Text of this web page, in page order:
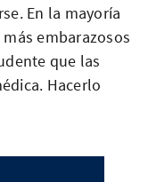
En la mayoría
embarazosos
que las
Hacerlo